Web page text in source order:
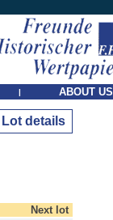
| ABOUT US
Lot details
Next lot